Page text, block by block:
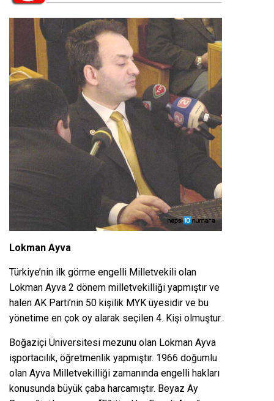
Lokman Ayva
Türkiye’nin ilk görme engelli Milletvekili olan
Lokman Ayva 2 dönem milletvekilliği yapmıştır ve
halen AK Parti’nin 50 kişilik MYK üyesidir ve bu
yönetime en çok oy alarak seçilen 4. Kişi olmuştur.
Boğaziçi Üniversitesi mezunu olan Lokman Ayva
işportacılık, öğretmenlik yapmıştır. 1966 doğumlu
olan Ayva Milletvekilliği zamanında engelli hakları
konusunda büyük çaba harcamıştır. Beyaz Ay